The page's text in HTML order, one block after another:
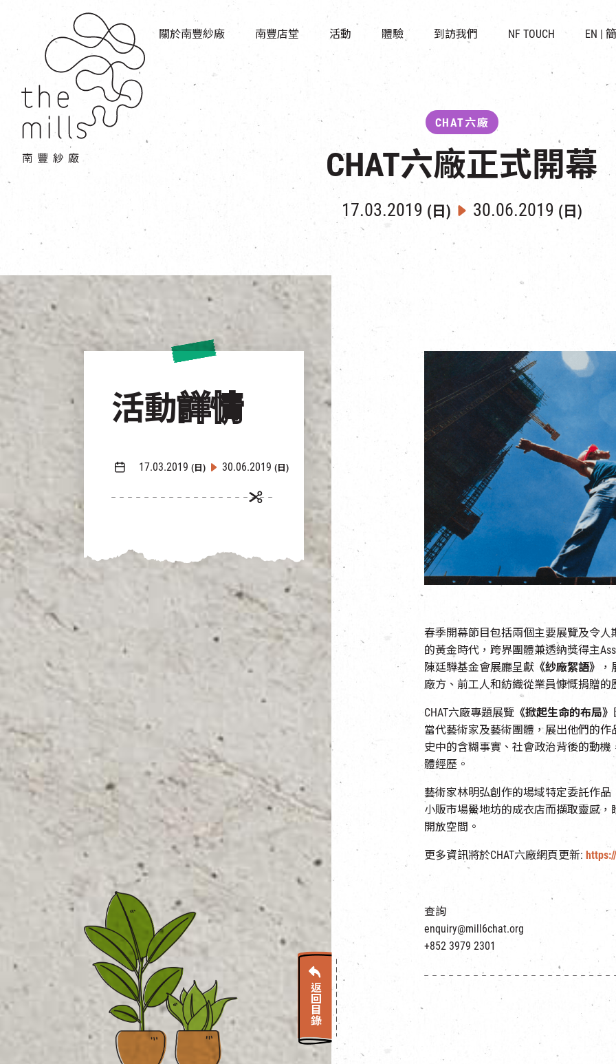
關於南豐紗廠
傳承與歷史
願景
媒體中心
南豐店堂
商店
活動
所有活動
世界之約
體驗
走進南豐紗廠
CHAT六廠
到訪我們
開放時間及位置
穿梭巴士服務
NF TOUCH EN | 簡
CHAT六廠
CHAT六廠正式開幕
17.03.2019 (日) 30.06.2019 (日)
活動詳情
17.03.2019 (日) 30.06.2019 (日)
返回目錄
春季開幕節目包括兩個主要展覽及令
的黃金時代，跨界團體兼透納獎得主
陳廷驊基金會展廳呈獻 《紗廠絮語》
廠方、前工人和紡織從業員慷慨捐贈的
CHAT六廠專題展覽 《掀起生命的布局》
當代藝術家及藝術團體，展出他們的
史中的含糊事實、社會政治背後的動
體經歷。
藝術家林明弘創作的場域特定委託作品
小販市場鱟地坊的成衣店而擷取靈感，
開放空間。
更多資訊將於CHAT六廠網頁更新:
查詢
enquiry@mill6chat.org
+852 3979 2301